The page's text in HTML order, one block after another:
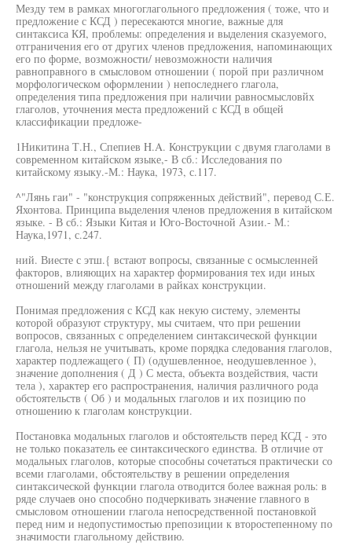
Мезду тем в рамках многоглагольного предложения ( тоже, что и
предложение с КСД ) пересекаются многие, важные для
синтаксиса КЯ, проблемы: определения и выделения сказуемого,
отграничения его от других членов предложения, напоминающих
его по форме, возможности/ невозможности наличия
равноправного в смысловом отношении ( порой при различном
морфологическом оформлении ) непоследнего глагола,
определения типа предложения при наличии равносмысловйх
глаголов, уточнения места предложений с КСД в общей
классификации предложе-
1Никитина Т.Н., Спепиев H.A. Конструкции с двумя глаголами в
современном китайском языке,- В сб.: Исследования по
китайскому языку.-М.: Наука, 1973, с.117.
^"Лянь гаи" - "конструкция сопряженных действий", перевод С.Е.
Яхонтова. Принципа выделения членов предложения в китайском
языке. - В сб.: Языки Китая и Юго-Восточной Азии.- М.:
Наука,1971, с.247.
ний. Виесте с этш.{ встают вопросы, связанные с осмысленней
факторов, влияющих на характер формирования тех иди иных
отношений между глаголами в райках конструкции.
Понимая предложения с КСД как некую систему, элементы
которой образуют структуру, мы считаем, что при решении
вопросов, связанных с определением синтаксической функции
глагола, нельзя не учитывать, кроме порядка следования глаголов,
характер подлежащего ( П) (одушевленное, неодушевленное ),
значение дополнения ( Д ) С места, объекта воздействия, части
тела ), характер его распространения, наличия различного рода
обстоятельств ( Об ) и модальных глаголов и их позицию по
отношению к глаголам конструкции.
Постановка модальных глаголов и обстоятельств перед КСД - это
не только показатель ее синтаксического единства. В отличие от
модальных глаголов, которые способны сочетаться практически со
всеми глаголами, обстоятельству в решении определения
синтаксической функции глагола отводится более важная роль: в
ряде случаев оно способно подчеркивать значение главного в
смысловом отношении глагола непосредственной постановкой
перед ним и недопустимостью препозиции к второстепенному по
значимости глагольному действию.